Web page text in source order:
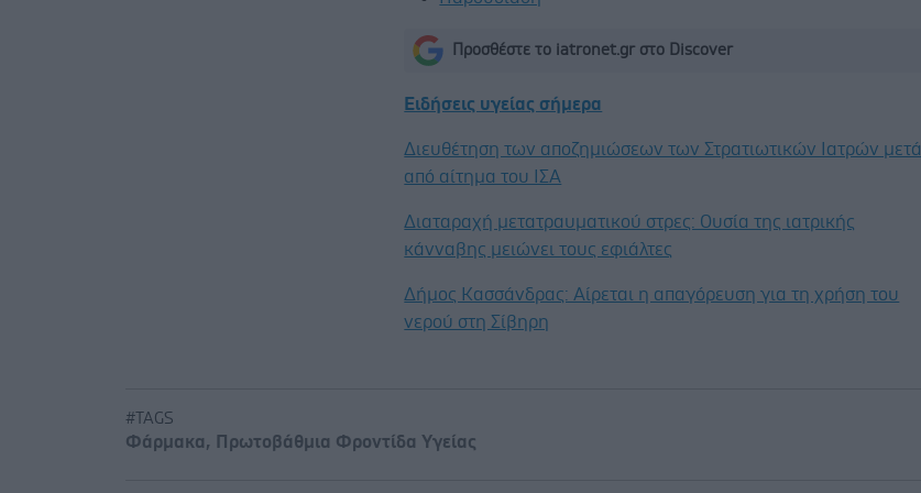
Προσθέστε το iatronet.gr στο Discover
Ειδήσεις υγείας σήμερα
Διευθέτηση των αποζημιώσεων των Στρατιωτικών Ιατρών μετά
από αίτημα του ΙΣΑ
Διαταραχή μετατραυματικού στρες: Ουσία της ιατρικής
κάνναβης μειώνει τους εφιάλτες
Δήμος Κασσάνδρας: Αίρεται η απαγόρευση για τη χρήση του
νερού στη Σίβηρη
#TAGS
Φάρμακα, Πρωτοβάθμια Φροντίδα Υγείας